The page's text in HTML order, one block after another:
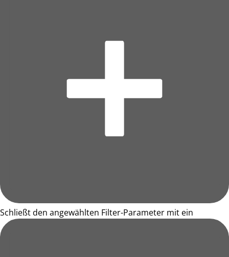
Schließt den angewählten Filter-Parameter mit ein